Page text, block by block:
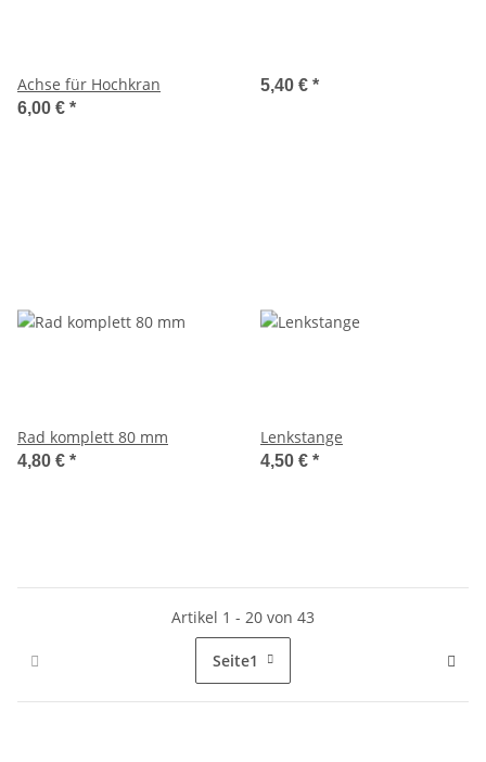
Achse für Hochkran
6,00 € *
5,40 € *
Rad komplett 80 mm
4,80 € *
Lenkstange
4,50 € *
Artikel 1 - 20 von 43
Seite1